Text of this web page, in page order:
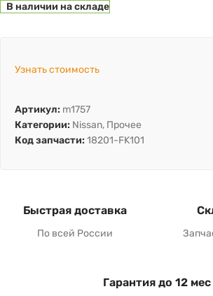
В наличии на складе
Узнать стоимость
Артикул: m1757
Категории: Nissan, Прочее
Код запчасти: 18201-FK101
Быстрая доставка
По всей России
Гарантия до 12 мес